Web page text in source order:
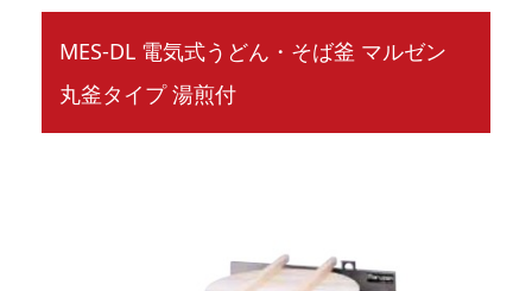
MES-DL 電気式うどん・そば釜 マルゼン
丸釜タイプ 湯煎付